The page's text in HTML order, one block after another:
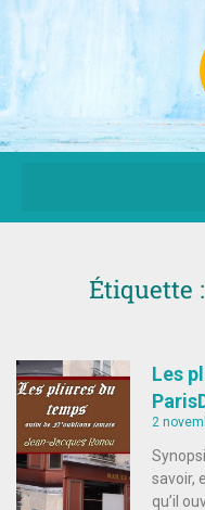
Aller
au
contenu
Étiquette
Les
2
savoir,
qu’il